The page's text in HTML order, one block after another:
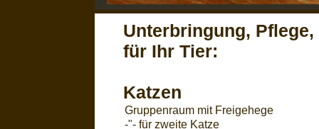
Unterbringung,
für Ihr Tier:
Katzen
Gruppenraum mit Freigehege
-"- für zweite Katze